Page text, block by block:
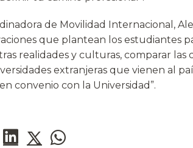
de Movilidad Internacional,
que plantean los estudiantes
realidades y culturas, comparar las
extranjeras que vienen al
convenio con la Universidad”.